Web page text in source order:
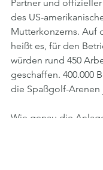
Partner und
des US-
Mutterkonzerns. Auf
heißt es, für den
würden rund 450
geschaffen. 400.000
die Spaßgolf-Arenen
Wie genau die